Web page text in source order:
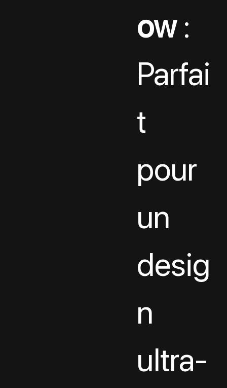
ow :
Parfai
t
pour
un
desig
n
ultra-